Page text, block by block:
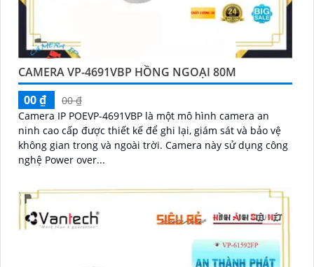
CAMERA VP-4691VBP HỒNG NGOẠI 80M
00 ₫
00 ₫
Camera IP POEVP-4691VBP là một mô hình camera an
ninh cao cấp được thiết kế để ghi lại, giám sát và bảo vệ
không gian trong và ngoài trời. Camera này sử dụng công
nghệ Power over...